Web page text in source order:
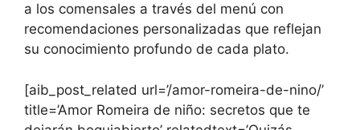
a los comensales a través del menú con
recomendaciones personalizadas que reflejan
su conocimiento profundo de cada plato.
[aib_post_related url=’/amor-romeira-de-nino/’
title=’Amor Romeira de niño: secretos que te